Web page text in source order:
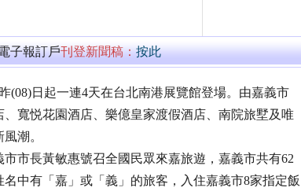
子報訂戶刊登新聞稿：按此
(08)日起一連4天在台北南港展覽館登場。由嘉義市
寬悦花園酒店、樂億皇家渡假酒店、南院旅墅及唯
潮。
長黃敏惠號召全國民眾來嘉旅遊，嘉義市共有62
中有「嘉」或「義」的旅客，入住嘉義市8家指定飯